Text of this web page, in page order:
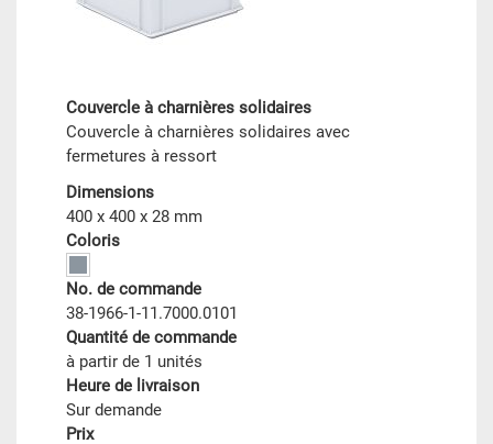
Couvercle à charnières solidaires
Couvercle à charnières solidaires avec
fermetures à ressort
Dimensions
400 x 400 x 28 mm
Coloris
No. de commande
38-1966-1-11.7000.0101
Quantité de commande
à partir de 1 unités
Heure de livraison
Sur demande
Prix